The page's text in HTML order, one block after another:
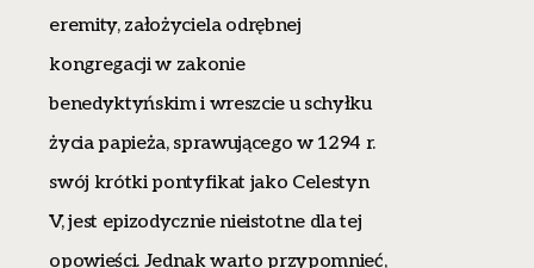
eremity, założyciela odrębnej
kongregacji w zakonie
benedyktyńskim i wreszcie u schyłku
życia papieża, sprawującego w 1294 r.
swój krótki pontyfikat jako Celestyn
V, jest epizodycznie nieistotne dla tej
opowieści. Jednak warto przypomnieć,